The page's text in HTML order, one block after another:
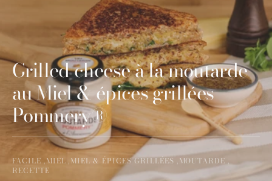
Grilled cheese à la moutarde
au Miel & épices grillées
Pommery®
FACILE ,MIEL ,MIEL & ÉPICES GRILLÉES ,MOUTARDE ,
RECETTE